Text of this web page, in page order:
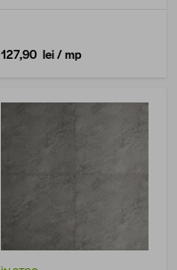
127,90 lei/ mp